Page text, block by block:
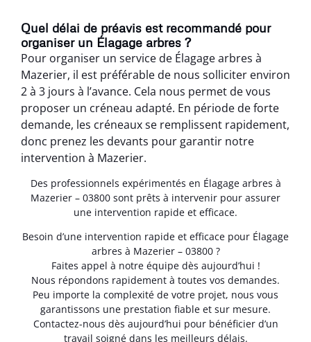
Quel délai de préavis est recommandé pour
organiser un Élagage arbres ?
Pour organiser un service de Élagage arbres à
Mazerier, il est préférable de nous solliciter environ
2 à 3 jours à l’avance. Cela nous permet de vous
proposer un créneau adapté. En période de forte
demande, les créneaux se remplissent rapidement,
donc prenez les devants pour garantir notre
intervention à Mazerier.
Des professionnels expérimentés en Élagage arbres à
Mazerier – 03800 sont prêts à intervenir pour assurer
une intervention rapide et efficace.
Besoin d’une intervention rapide et efficace pour Élagage
arbres à Mazerier – 03800 ?
Faites appel à notre équipe dès aujourd’hui !
Nous répondons rapidement à toutes vos demandes.
Peu importe la complexité de votre projet, nous vous
garantissons une prestation fiable et sur mesure.
Contactez-nous dès aujourd’hui pour bénéficier d’un
travail soigné dans les meilleurs délais.